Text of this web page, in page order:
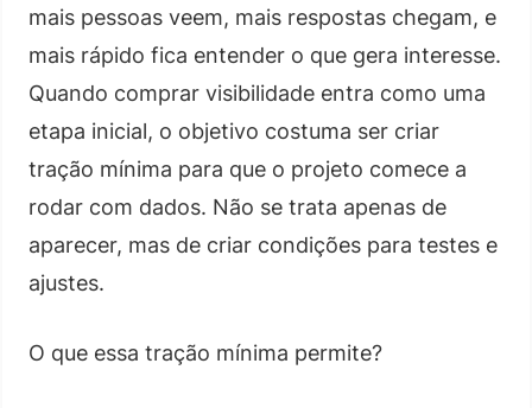
mais pessoas veem, mais respostas chegam, e
mais rápido fica entender o que gera interesse.
Quando comprar visibilidade entra como uma
etapa inicial, o objetivo costuma ser criar
tração mínima para que o projeto comece a
rodar com dados. Não se trata apenas de
aparecer, mas de criar condições para testes e
ajustes.
O que essa tração mínima permite?